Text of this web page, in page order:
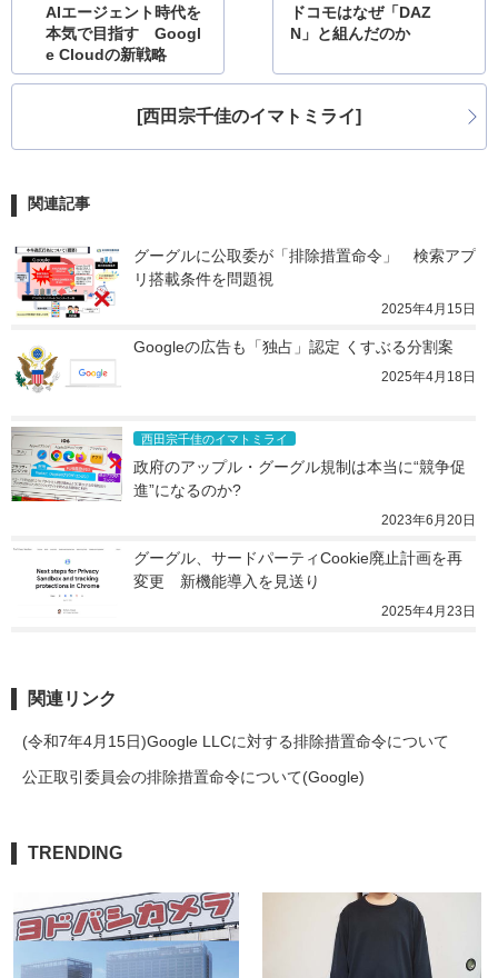
AIエージェント時代を
本気で目指す Googl
e Cloudの新戦略
ドコモはなぜ「DAZ
N」と組んだのか
[西田宗千佳のイマトミライ]
関連記事
グーグルに公取委が「排除措置命令」　検索アプ
リ搭載条件を問題視
2025年4月15日
Googleの広告も「独占」認定 くすぶる分割案
2025年4月18日
西田宗千佳のイマトミライ
政府のアップル・グーグル規制は本当に“競争促
進”になるのか?
2023年6月20日
グーグル、サードパーティCookie廃止計画を再
変更　新機能導入を見送り
2025年4月23日
関連リンク
(令和7年4月15日)Google LLCに対する排除措置命令について
公正取引委員会の排除措置命令について(Google)
TRENDING